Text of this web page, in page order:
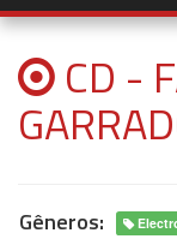
CD -
Gêneros: